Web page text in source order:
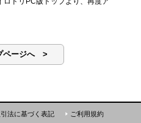
ページへ >
法に基づく表記
ご利用規約